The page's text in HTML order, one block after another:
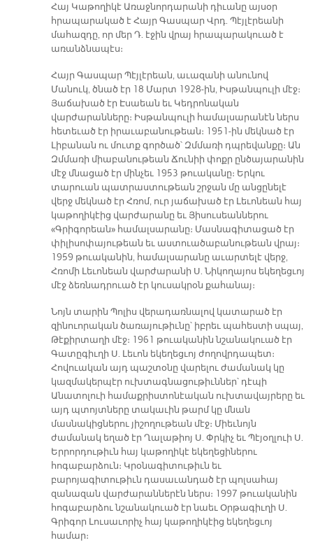
Հայ Կաթողիկէ Առաջնորդարանի դիւանը այսօր
հրապարակած է Հայր Գասպար Վրդ. Պէյլէրեանի
մահազդը, որ մեր Դ. էջին վրայ հրապարակուած է
առանձնապէս։
Հայր Գասպար Պէյլէրեան, աւազանի անունով
Մանուկ, ծնած էր 18 Մարտ 1928-ին, Իսթանպուլի մէջ։
Յաճախած էր Էսաեան եւ Կեդրոնական
վարժարանները։ Իսթանպուլի համալսարանէն ներս
հետեւած էր իրաւաբանութեան։ 1951-ին մեկնած էր
Լիբանան ու մուտք գործած՝ Զմմառի դպրեվանքը։ Ան
Զմմառի միաբանութեան Ճունիի փոքր ընծայարանին
մէջ մնացած էր մինչեւ 1953 թուականը։ Երկու
տարուան պատրաստութեան շրջան մը անցընելէ
վերջ մեկնած էր Հռոմ, ուր յաճախած էր Լեւոնեան հայ
կաթողիկէից վարժարանը եւ Յիսուսեաններու
«Գրիգորեան» համալսարանը։ Մասնագիտացած էր
փիլիսոփայութեան եւ աստուածաբանութեան վրայ։
1959 թուականին, համալսարանը աւարտելէ վերջ,
Հռոմի Լեւոնեան վարժարանի Ս. Նիկողայոս եկեղեցւոյ
մէջ ձեռնադրուած էր կուսակրօն քահանայ։
Նոյն տարին Պոլիս վերադառնալով կատարած էր
զինուորական ծառայութիւնը՝ իբրեւ պահեստի սպայ,
Թէքիրտաղի մէջ։ 1961 թուականին նշանակուած էր
Գատըգիւղի Ս. Լեւոն եկեղեցւոյ ժողովրդապետ։
Հովուական այդ պաշտօնը վարելու ժամանակ կը
կազմակերպէր ուխտագնացութիւններ՝ դէպի
Անատոլուի համաքրիստոնէական ուխտավայրերը եւ
այդ պտոյտները տակաւին թարմ կը մնան
մասնակիցներու յիշողութեան մէջ։ Միեւնոյն
ժամանակ եղած էր Ղալաթիոյ Ս. Փրկիչ եւ Պէյօղլուի Ս.
Երրորդութիւն հայ կաթողիկէ եկեղեցիներու
հոգաբարձուն։ Կրօնագիտութիւն եւ
բարոյագիտութիւն դասաւանդած էր պոլսահայ
զանազան վարժարաններէն ներս։ 1997 թուականին
հոգաբարձու նշանակուած էր նաեւ Օրթագիւղի Ս.
Գրիգոր Լուսաւորիչ հայ կաթողիկէից եկեղեցւոյ
համար։